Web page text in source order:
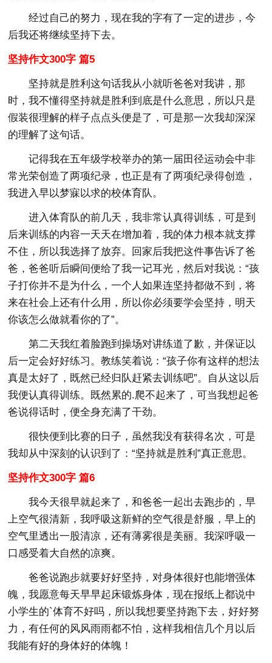
经过自己的努力，现在我的字有了一定的进步，今
后我还将继续坚持下去。
坚持作文300字 篇5
坚持就是胜利这句话我从小就听爸爸对我讲，那
时，我不懂得坚持就是胜利到底是什么意思，所以只是
假装很理解的样子点点头便是了，可是那一次我却深深
的理解了这句话。
记得我在五年级学校举办的第一届田径运动会中非
常光荣创造了两项纪录，也正是有了两项纪录得创造，
我进入早以梦寐以求的校体育队。
进入体育队的前几天，我非常认真得训练，可是到
后来训练的内容一天天在增加着，我的体力根本就支撑
不住，所以我选择了放弃。回家后我把这件事告诉了爸
爸，爸爸听后瞬间便给了我一记耳光，然后对我说：“孩
子打你并不是为什么，一个人如果连坚持都做不到，将
来在社会上还有什么用，所以你必须要学会坚持，明天
你该怎么做就看你的了”。
第二天我红着脸跑到操场对讲练道了歉，并保证以
后一定会好好练习。教练笑着说：“孩子你有这样的想法
真是太好了，既然已经归队赶紧去训练吧”。自从这以后
我便认真得训练。既然累的.爬不起来了，可当我想起爸
爸说得话时，便全身充满了干劲。
很快便到比赛的日子，虽然我没有获得名次，可是
我却从中深刻的认识到了：“坚持就是胜利”真正意思。
坚持作文300字 篇6
我今天很早就起来了，和爸爸一起出去跑步的，早
上空气很清新，我呼吸这新鲜的空气很是舒服，早上的
空气里透出一股清凉，还有薄雾很是美丽。我深呼吸一
口感受着大自然的凉爽。
爸爸说跑步就要好好坚持，对身体很好也能增强体
魄，我愿意每天早早起床锻炼身体，现在报纸上都说中
小学生的`体育不好吗，所以我想要坚持跑下去，好好努
力，有任何的风风雨雨都不怕，这样我相信几个月以后
我能有好的身体好的体魄！